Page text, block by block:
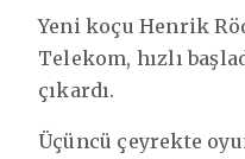
Yeni koçu Henrik
Telekom, hızlı
çıkardı.
Üçüncü çeyrekte